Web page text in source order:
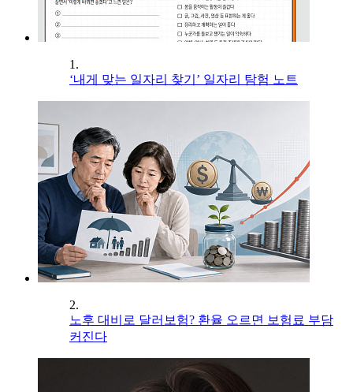
1.
‘내게 맞는 일자리 찾기’ 일자리 탐험 노트
2.
노후 대비로 달러보험? 환율 오르면 보험료 부담
커진다